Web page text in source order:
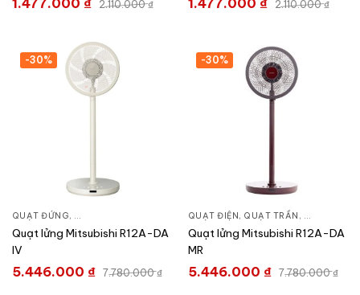
1.477.000 ₫ 2.110.000₫ 1.477.000 ₫ 2.110.000₫
-30%
QUẠT ĐỨNG, QUẠT ĐIỆN, QUẠT TRẦN
Quạt lửng Mitsubishi R12A-DA
IV
5.446.000 ₫ 7.780.000₫
-30%
QUẠT ĐIỆN, QUẠT TRẦN , QUẠT
Quạt lửng Mitsubishi R12A-DA
MR
5.446.000 ₫ 7.780.000₫